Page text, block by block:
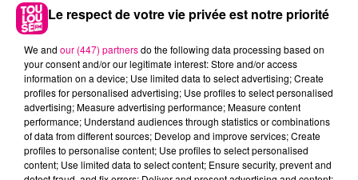
23 juillet 2026
Violent incendie au nord de Toulouse
Le respect de votre vie privée est notre priorité
We and our (447) partnersdo the following data processing based on
your consent and/or our legitimate interest: Store and/or access
information on a device; Use limited data to select advertising; Create
profiles for personalised advertising; Use profiles to select personalised
advertising; Measure advertising performance; Measure content
performance; Understand audiences through statistics or combinations
of data from different sources; Develop and improve services; Create
profiles to personalise content; Use profiles to select personalised
content; Use limited data to select content; Ensure security, prevent and